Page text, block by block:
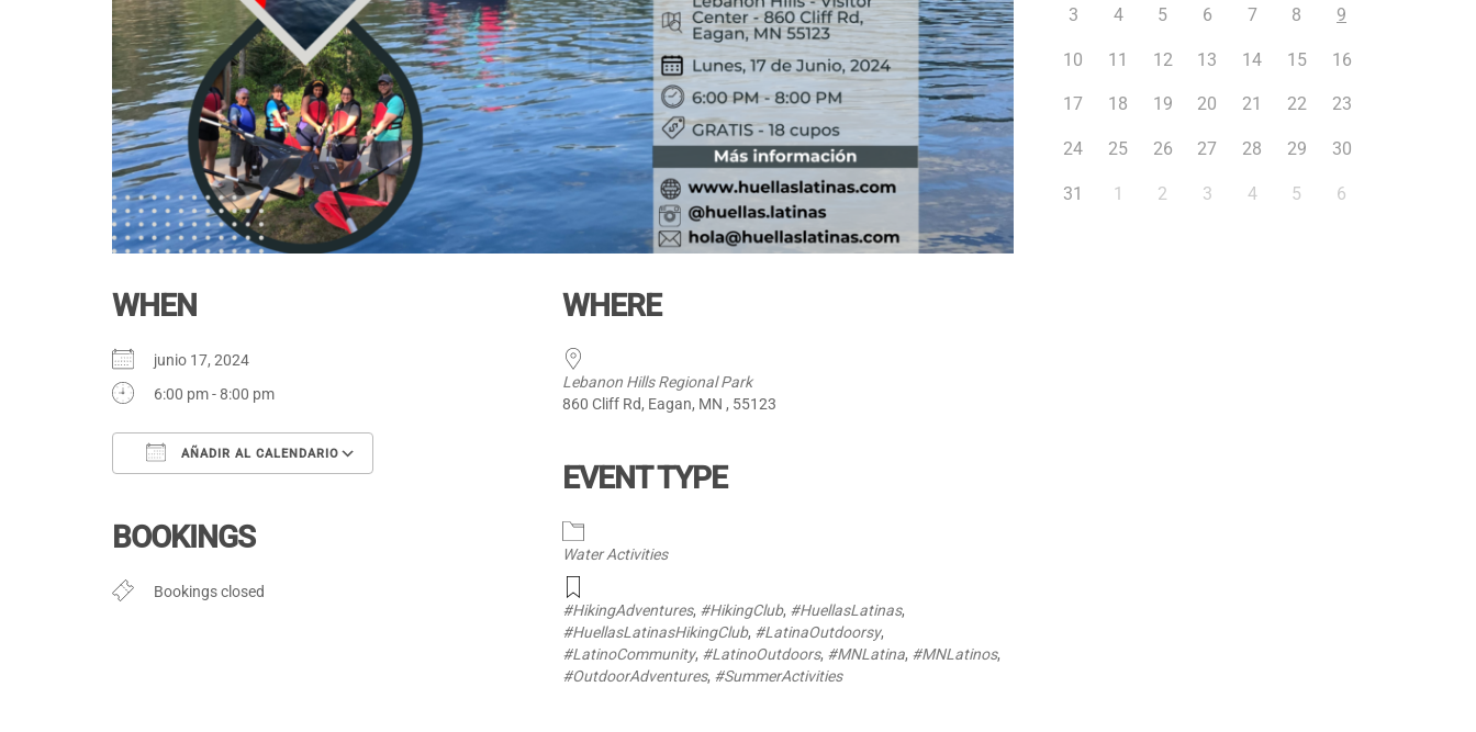
WHEN
junio 17, 2024
6:00 pm - 8:00 pm
AÑADIR AL CALENDARIO
iCalendar
BOOKINGS
Bookings closed
WHERE
Lebanon Hills Regional Park
860 Cliff Rd, Eagan, MN , 55123
EVENT TYPE
Water Activities
#HikingAdventures, #HikingClub, #HuellasLatinas,
#HuellasLatinasHikingClub, #LatinaOutdoorsy,
#LatinoCommunity, #LatinoOutdoors, #MNLatina, #MNLatinos,
#OutdoorAdventures, #SummerActivities
3 4 5 6 7 8 9
10 11 12 13 14 15 16
17 18 19 20 21 22 23
24 25 26 27 28 29 30
31 1 2 3 4 5 6